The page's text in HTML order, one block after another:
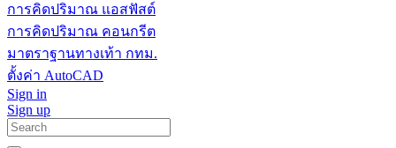
การคิดปริมาณ แอสฟัสต์
การคิดปริมาณ คอนกรีต
มาตราฐานทางเท้า กทม.
ตั้งค่า AutoCAD
Sign in
Sign up